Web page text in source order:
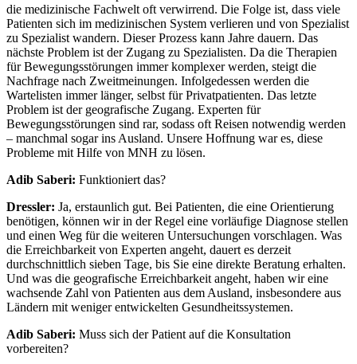
die medizinische Fachwelt oft verwirrend. Die Folge ist, dass viele
Patienten sich im medizinischen System verlieren und von Spezialist
zu Spezialist wandern. Dieser Prozess kann Jahre dauern. Das
nächste Problem ist der Zugang zu Spezialisten. Da die Therapien
für Bewegungsstörungen immer komplexer werden, steigt die
Nachfrage nach Zweitmeinungen. Infolgedessen werden die
Wartelisten immer länger, selbst für Privatpatienten. Das letzte
Problem ist der geografische Zugang. Experten für
Bewegungsstörungen sind rar, sodass oft Reisen notwendig werden
– manchmal sogar ins Ausland. Unsere Hoffnung war es, diese
Probleme mit Hilfe von MNH zu lösen.
Adib Saberi: Funktioniert das?
Dressler: Ja, erstaunlich gut. Bei Patienten, die eine Orientierung
benötigen, können wir in der Regel eine vorläufige Diagnose stellen
und einen Weg für die weiteren Untersuchungen vorschlagen. Was
die Erreichbarkeit von Experten angeht, dauert es derzeit
durchschnittlich sieben Tage, bis Sie eine direkte Beratung erhalten.
Und was die geografische Erreichbarkeit angeht, haben wir eine
wachsende Zahl von Patienten aus dem Ausland, insbesondere aus
Ländern mit weniger entwickelten Gesundheitssystemen.
Adib Saberi: Muss sich der Patient auf die Konsultation
vorbereiten?